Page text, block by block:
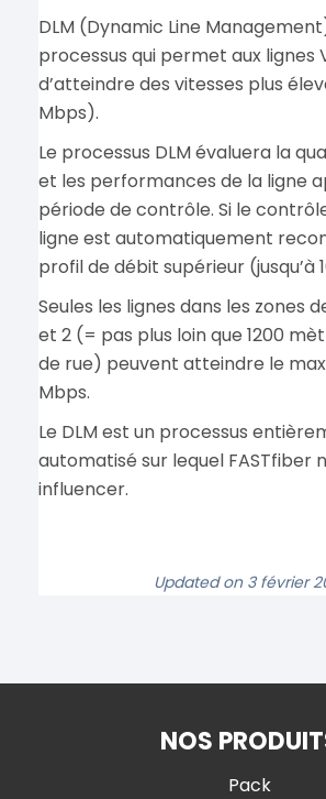
DLM (Dynamic Line
processus qui permet aux lignes
d’atteindre des vitesses plus
Mbps).
Le processus DLM évaluera la
et les performances de la ligne
période de contrôle. Si le
ligne est automatiquement
profil de débit supérieur (jusqu’à
Seules les lignes dans les zones
et 2 (= pas plus loin que 1200
de rue) peuvent atteindre le
Mbps.
Le DLM est un processus
automatisé sur lequel FASTfiber
influencer.
Updated on 3 février
NOS
Pack